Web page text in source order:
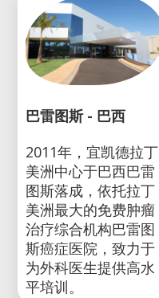
巴雷图斯 - 巴西
2011年，宜凯德拉丁
美洲中心于巴西巴雷
图斯落成，依托拉丁
美洲最大的免费肿瘤
治疗综合机构巴雷图
斯癌症医院，致力于
为外科医生提供高水
平培训。